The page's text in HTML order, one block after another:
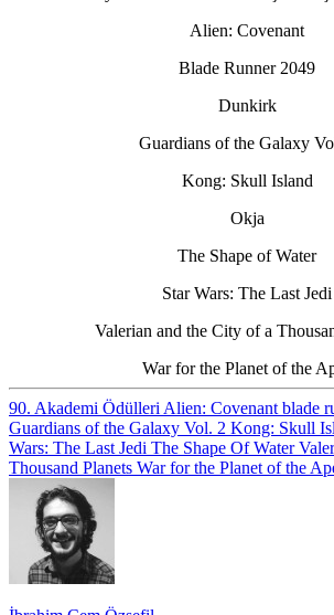
Alien: Covenant
Blade Runner 2049
Dunkirk
Guardians of the Galaxy
Kong: Skull Island
Okja
The Shape of Water
Star Wars: The Last Jedi
Valerian and the City of a
War for the Planet of the
90. Akademi Ödülleri Alien: Covenant blade
Guardians of the Galaxy Vol. 2 Kong: Skull
Wars: The Last Jedi The Shape Of Water
Thousand Planets War for the Planet of the